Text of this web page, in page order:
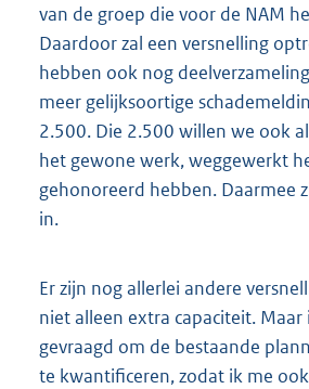
van de groep die voor de NAM
Daardoor zal een versnelling
hebben ook nog
meer gelijksoortige
2.500. Die 2.500 willen we ook
het gewone werk, weggewerkt
gehonoreerd hebben. Daarmee
in.
Er zijn nog allerlei andere
niet alleen extra capaciteit. Maar
gevraagd om de bestaande
te kwantificeren, zodat ik me